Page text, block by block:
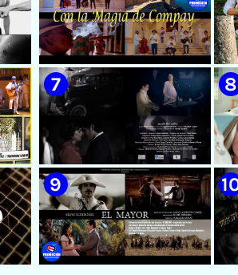
||
||
-
-
-
🟡 María Montenegro -
¨Confía¨ 📺 Videoclip. CUBA
🟡 Grupo Compay Segundo ||
¨Con La Magia de Compay¨ ||
Música popular tradicional
cubana || Videoclip || CUBA
🟡
🟡 Beatriz Márquez - ¨Mujer
Bayamesa¨ 📺 Videoclip - 🎬
Director: Ángel Alderete